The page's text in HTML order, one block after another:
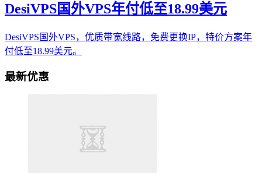
DesiVPS国外VPS年付低至18.99美元
DesiVPS国外VPS，优质带宽线路，免费更换IP，特价方案年
付低至18.99美元。
最新优惠